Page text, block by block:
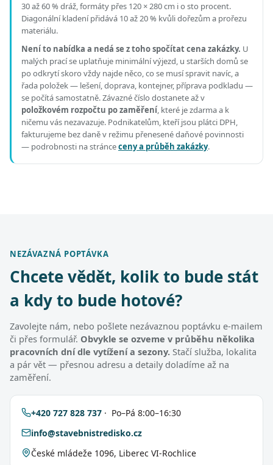
30 až 60 % dráž, formáty přes 120 × 280 cm i o sto procent.
Diagonální kladení přidává 10 až 20 % kvůli dořezům a prořezu
materiálu.
Není to nabídka a nedá se z toho spočítat cena zakázky. U
malých prací se uplatňuje minimální výjezd, u starších domů se
po odkrytí skoro vždy najde něco, co se musí spravit navíc, a
řada položek — lešení, doprava, kontejner, příprava podkladu —
se počítá samostatně. Závazné číslo dostanete až v
položkovém rozpočtu po zaměření, které je zdarma a k
ničemu vás nezavazuje. Podnikatelům, kteří jsou plátci DPH,
fakturujeme bez daně v režimu přenesené daňové povinnosti
— podrobnosti na stránceceny a průběh zakázky.
NEZÁVAZNÁ POPTÁVKA
Chcete vědět, kolik to bude stát
a kdy to bude hotové?
Zavolejte nám, nebo pošlete nezávaznou poptávku e-mailem
či přes formulář. Obvykle se ozveme v průběhu několika
pracovních dní dle vytížení a sezony. Stačí služba, lokalita
a pár vět — přesnou adresu a detaily doladíme až na
zaměření.
+420 727 828 737 · Po–Pá 8:00–16:30
info@stavebnistredisko.cz
České mládeže 1096, Liberec VI-Rochlice